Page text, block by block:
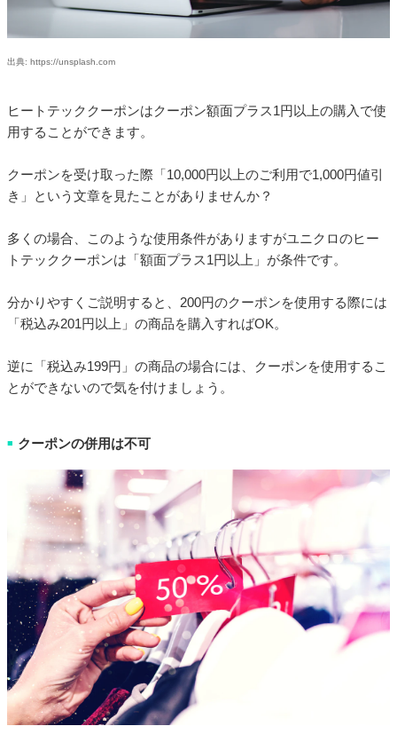
出典: https://unsplash.com
ヒートテッククーポンはクーポン額面プラス1円以上の購入で使
用することができます。
クーポンを受け取った際「10,000円以上のご利用で1,000円値引
き」という文章を見たことがありませんか？
多くの場合、このような使用条件がありますがユニクロのヒー
トテッククーポンは「額面プラス1円以上」が条件です。
分かりやすくご説明すると、200円のクーポンを使用する際には
「税込み201円以上」の商品を購入すればOK。
逆に「税込み199円」の商品の場合には、クーポンを使用するこ
とができないので気を付けましょう。
■ クーポンの併用は不可